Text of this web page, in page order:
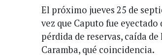
El próximo jueves 25 de
vez que Caputo fue
pérdida de reservas, caída
Caramba, qué coincidencia.